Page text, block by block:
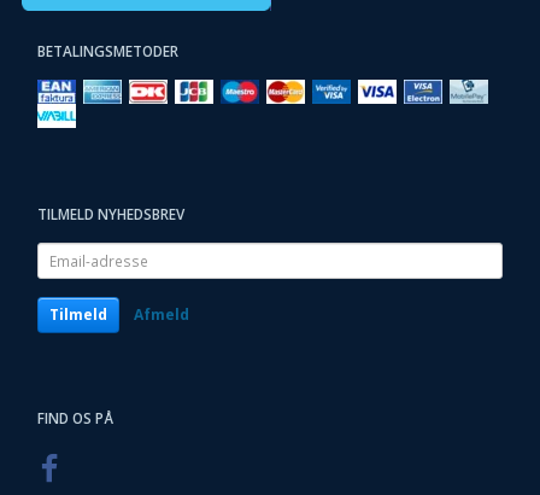
BETALINGSMETODER
TILMELD NYHEDSBREV
Email-
adresse
Tilmeld Afmeld
FIND OS PÅ